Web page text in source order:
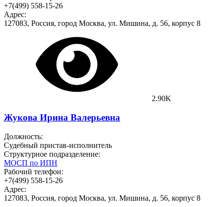
+7(499) 558-15-26
Адрес:
127083, Россия, город Москва, ул. Мишина, д. 56, корпус 8
2.90K
Жукова Ирина Валерьевна
Должность:
Судебный пристав-исполнитель
Структурное подразделение:
МОСП по ИПН
Рабочий телефон:
+7(499) 558-15-26
Адрес:
127083, Россия, город Москва, ул. Мишина, д. 56, корпус 8